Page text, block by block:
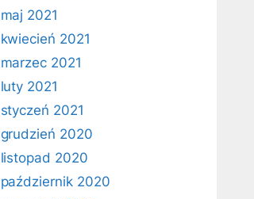
maj 2021
kwiecień 2021
marzec 2021
luty 2021
styczeń 2021
grudzień 2020
listopad 2020
październik 2020